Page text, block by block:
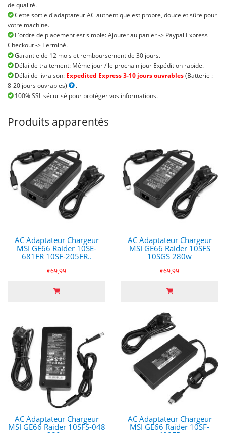
de qualité.
Cette sortie d'adaptateur AC authentique est propre, douce et sûre pour
votre machine.
L'ordre de placement est simple: Ajouter au panier -> Paypal Express
Checkout -> Terminé.
Garantie de 12 mois et remboursement de 30 jours.
Délai de traitement: Même jour / le prochain jour Expédition rapide.
Délai de livraison: Expedited Express 3-10 jours ouvrables(Batterie :
8-20 jours ouvrables)
.
100% SSL sécurisé pour protéger vos informations.
Produits apparentés
AC Adaptateur Chargeur
MSI GE66 Raider 10SE-
681FR 10SF-205FR..
€69,99
AC Adaptateur Chargeur
MSI GE66 Raider 10SFS
10SGS 280w
€69,99
AC Adaptateur Chargeur
MSI GE66 Raider 10SFS-048
AC Adaptateur Chargeur
MSI GE66 Raider 10SF-